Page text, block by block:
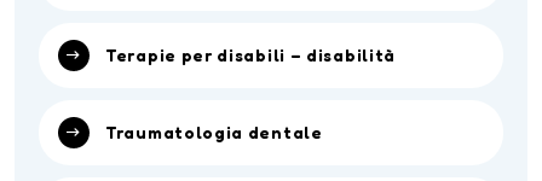
Terapie per disabili – disabilità
Traumatologia dentale